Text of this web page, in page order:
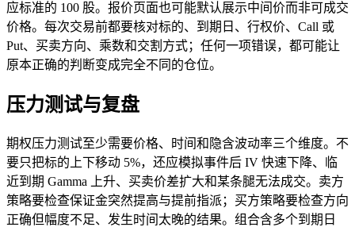
应标准的 100 股。报价页面也可能默认展示中间价而非可成交
价格。每次交易前都要核对标的、到期日、行权价、Call 或
Put、买卖方向、乘数和交割方式；任何一项错误，都可能让
原本正确的判断变成完全不同的仓位。
压力测试与复盘
期权压力测试至少需要价格、时间和隐含波动率三个维度。不
要只把标的上下移动 5%，还应模拟事件后 IV 快速下降、临
近到期 Gamma 上升、买卖价差扩大和某条腿无法成交。卖方
策略要检查保证金突然提高与提前指派；买方策略要检查方向
正确但幅度不足、发生时间太晚的结果。组合含多个到期日